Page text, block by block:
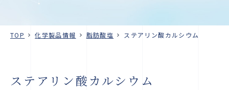
TOP 化学製品情報 脂肪酸塩 ステアリン酸カルシウム
ステアリン酸カルシウム